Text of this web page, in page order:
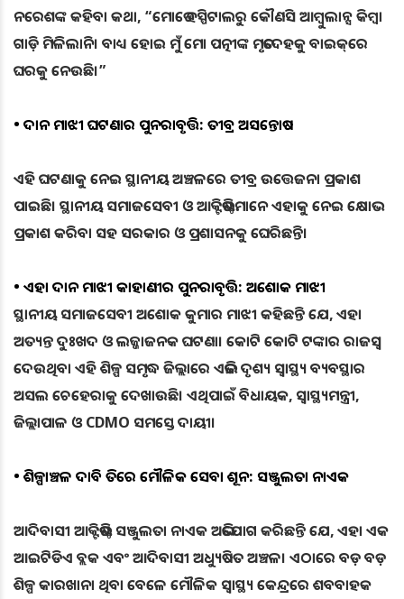
ନରେଶଙ୍କ କହିବା କଥା, “ମୋତେ ହସ୍ପିଟାଲରୁ କୌଣସି ଆମ୍ବୁଲାନ୍ସ କିମ୍ବା
ଗାଡ଼ି ମିଳିଲାନି। ବାଧ୍ୟ ହୋଇ ମୁଁ ମୋ ପତ୍ନୀଙ୍କ ମୃତଦେହକୁ ବାଇକ୍‌ରେ
ଘରକୁ ନେଉଛି।”
• ଦାନ ମାଝୀ ଘଟଣାର ପୁନରାବୃତ୍ତି: ତୀବ୍ର ଅସନ୍ତୋଷ
ଏହି ଘଟଣାକୁ ନେଇ ସ୍ଥାନୀୟ ଅଞ୍ଚଳରେ ତୀବ୍ର ଉତ୍ତେଜନା ପ୍ରକାଶ
ପାଇଛି। ସ୍ଥାନୀୟ ସମାଜସେବୀ ଓ ଆକ୍ଟିଭିଷ୍ଟମାନେ ଏହାକୁ ନେଇ କ୍ଷୋଭ
ପ୍ରକାଶ କରିବା ସହ ସରକାର ଓ ପ୍ରଶାସନକୁ ଘେରିଛନ୍ତି।
• ଏହା ଦାନ ମାଝୀ କାହାଣୀର ପୁନରାବୃତ୍ତି: ଅଶୋକ ମାଝୀ
ସ୍ଥାନୀୟ ସମାଜସେବୀ ଅଶୋକ କୁମାର ମାଝୀ କହିଛନ୍ତି ଯେ, ଏହା
ଅତ୍ୟନ୍ତ ଦୁଃଖଦ ଓ ଲଜ୍ଜାଜନକ ଘଟଣା। କୋଟି କୋଟି ଟଙ୍କାର ରାଜସ୍ୱ
ଦେଉଥିବା ଏହି ଶିଳ୍ପ ସମୃଦ୍ଧ ଜିଲ୍ଲାରେ ଏଭଳି ଦୃଶ୍ୟ ସ୍ୱାସ୍ଥ୍ୟ ବ୍ୟବସ୍ଥାର
ଅସଲ ଚେହେରାକୁ ଦେଖାଉଛି। ଏଥିପାଇଁ ବିଧାୟକ, ସ୍ୱାସ୍ଥ୍ୟମନ୍ତ୍ରୀ,
ଜିଲ୍ଲାପାଳ ଓ CDMO ସମସ୍ତେ ଦାୟୀ।
• ଶିଳ୍ପାଞ୍ଚଳ ଦାବି ଭିତରେ ମୌଳିକ ସେବା ଶୂନ: ସଞ୍ଜୁଲତା ନାଏକ
ଆଦିବାସୀ ଆକ୍ଟିଭିଷ୍ଟ ସଞ୍ଜୁଲତା ନାଏକ ଅଭିଯୋଗ କରିଛନ୍ତି ଯେ, ଏହା ଏକ
ଆଇଟିଡିଏ ବ୍ଲକ ଏବଂ ଆଦିବାସୀ ଅଧ୍ୟୁଷିତ ଅଞ୍ଚଳ। ଏଠାରେ ବଡ଼ ବଡ଼
ଶିଳ୍ପ କାରଖାନା ଥିବା ବେଳେ ମୌଳିକ ସ୍ୱାସ୍ଥ୍ୟ କେନ୍ଦ୍ରରେ ଶବବାହକ